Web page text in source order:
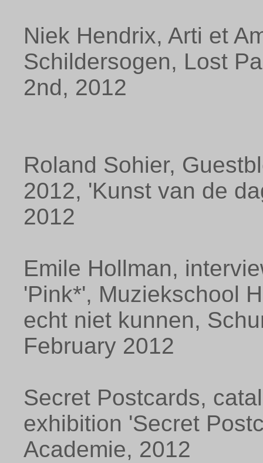
Niek Hendrix, Arti et
Schildersogen, Lost
2nd, 2012
Roland Sohier,
2012, 'Kunst van de
2012
Emile Hollman,
'Pink*', Muziekschool
echt niet kunnen,
February 2012
Secret Postcards,
exhibition 'Secret
Academie, 2012